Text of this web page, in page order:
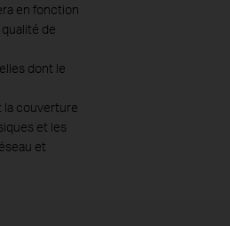
en fonction
de
dont le
la couverture
et les
et